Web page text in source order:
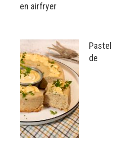
en airfryer
Pastel
de